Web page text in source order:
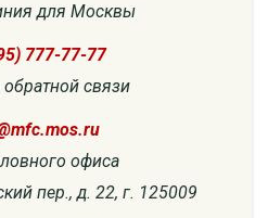
для Москвы
777-77-77
связи
офиса
пер., д. 22, г. 125009